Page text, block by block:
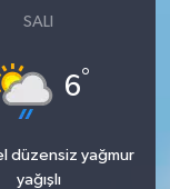
SALI
6°
düzensiz yağmur
yağışlı